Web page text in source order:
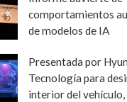
comportamientos
de modelos de IA
Presentada por
Tecnología para
interior del vehículo,